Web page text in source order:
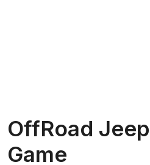
OffRoad
Game